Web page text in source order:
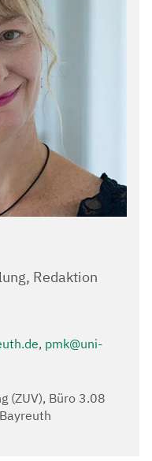
Redaktion
, pmk@uni-
(ZUV), Büro 3.08